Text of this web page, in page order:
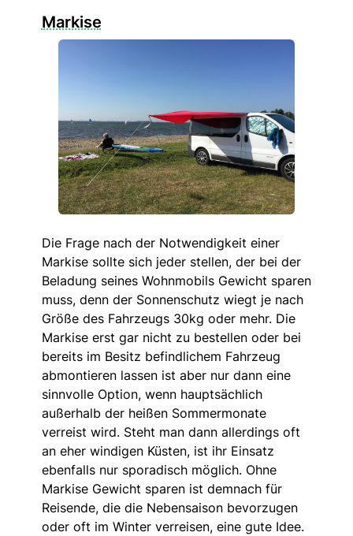
Markise
Die Frage nach der Notwendigkeit einer
Markise sollte sich jeder stellen, der bei der
Beladung seines Wohnmobils Gewicht sparen
muss, denn der Sonnenschutz wiegt je nach
Größe des Fahrzeugs 30kg oder mehr. Die
Markise erst gar nicht zu bestellen oder bei
bereits im Besitz befindlichem Fahrzeug
abmontieren lassen ist aber nur dann eine
sinnvolle Option, wenn hauptsächlich
außerhalb der heißen Sommermonate
verreist wird. Steht man dann allerdings oft
an eher windigen Küsten, ist ihr Einsatz
ebenfalls nur sporadisch möglich. Ohne
Markise Gewicht sparen ist demnach für
Reisende, die die Nebensaison bevorzugen
oder oft im Winter verreisen, eine gute Idee.